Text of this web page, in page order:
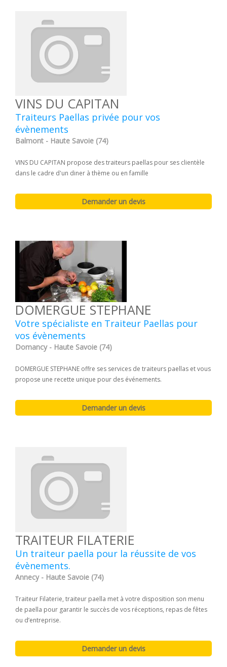
VINS DU CAPITAN
Traiteurs Paellas privée pour vos
évènements
Balmont - Haute Savoie (74)
VINS DU CAPITAN propose des traiteurs paellas pour ses clientèle
dans le cadre d'un diner à thème ou en famille
DOMERGUE STEPHANE
Votre spécialiste en Traiteur Paellas pour
vos évènements
Domancy - Haute Savoie (74)
DOMERGUE STEPHANE offre ses services de traiteurs paellas et vous
propose une recette unique pour des événements.
TRAITEUR FILATERIE
Un traiteur paella pour la réussite de vos
évènements.
Annecy - Haute Savoie (74)
Traiteur Filaterie, traiteur paella met à votre disposition son menu
de paella pour garantir le succès de vos réceptions, repas de fêtes
ou d’entreprise.